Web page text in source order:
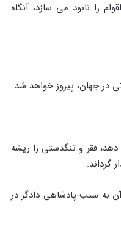
را نابود مى سازد، آنگاه
فقر و تنگدستى را ریشه
گرداند.
آن به سبب پادشاهى دادگر در